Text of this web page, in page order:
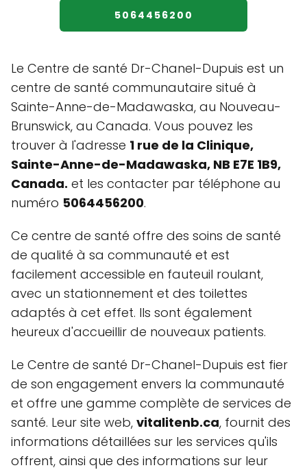
5064456200
Le Centre de santé Dr-Chanel-Dupuis est un
centre de santé communautaire situé à
Sainte-Anne-de-Madawaska, au Nouveau-
Brunswick, au Canada. Vous pouvez les
trouver à l'adresse 1 rue de la Clinique,
Sainte-Anne-de-Madawaska, NB E7E 1B9,
Canada. et les contacter par téléphone au
numéro 5064456200.
Ce centre de santé offre des soins de santé
de qualité à sa communauté et est
facilement accessible en fauteuil roulant,
avec un stationnement et des toilettes
adaptés à cet effet. Ils sont également
heureux d'accueillir de nouveaux patients.
Le Centre de santé Dr-Chanel-Dupuis est fier
de son engagement envers la communauté
et offre une gamme complète de services de
santé. Leur site web, vitalitenb.ca, fournit des
informations détaillées sur les services qu'ils
offrent, ainsi que des informations sur leur